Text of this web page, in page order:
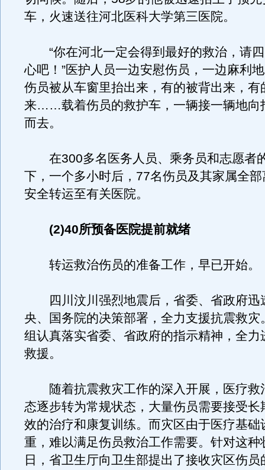
车，火速送往河北医科大学第三医院。
“你在河北一定会得到最好的救治，请四
心吧！”医护人员一边安慰伤员，一边麻利
伤员被从车窗里抬出来，有的被背出来，有
来……载着伤员的救护车，一辆接一辆地向
而去。
在300多名医务人员、乘务员和志愿者
下，一个多小时后，77名伤员及其家属全
安全转运至有关医院。
(2)40所预备医院提前就绪
转运救治伤员的准备工作，早已开始。
四川汶川强烈地震后，省委、省政府迅
央、国务院的决策部署，全力支援抗震救灾
组认真落实省委、省政府的指示精神，全力
救援。
随着抗震救灾工作的深入开展，医疗救
态逐步转为常规状态，大量伤员需要接受长
效的治疗和康复训练。而灾区由于医疗基础
重，难以满足伤员救治工作需要。针对这种
日，省卫生厅向卫生部提出了接收灾区伤员